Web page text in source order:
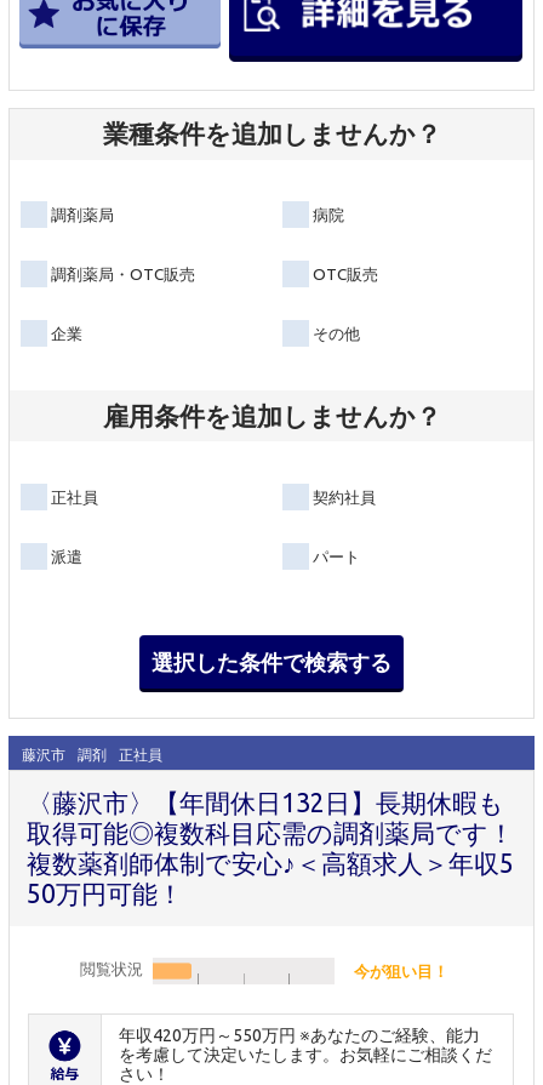
業種条件を追加しませんか？
調剤薬局 病院
調剤薬局・OTC販売 OTC販売
企業 その他
雇用条件を追加しませんか？
正社員 契約社員
派遣 パート
藤沢市 調剤 正社員
〈藤沢市〉【年間休日132日】長期休暇も
取得可能◎複数科目応需の調剤薬局です！
複数薬剤師体制で安心♪＜高額求人＞年収5
50万円可能！
閲覧状況 今が狙い目！
年収420万円～550万円 ※あなたのご経験、能力
を考慮して決定いたします。お気軽にご相談くだ
さい！